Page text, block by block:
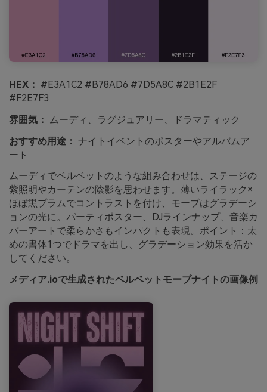
HEX： #E3A1C2 #B78AD6 #7D5A8C #2B1E2F
#F2E7F3
雰囲気：
ムーディ、ラグジュアリー、ドラマティック
おすすめ用途： ナイトイベントのポスターやアルバムア
ート
ムーディでベルベットのような組み合わせは、ステージの
紫照明やカーテンの陰影を思わせます。薄いライラック×
ほぼ黒プラムでコントラストを付け、モーブはグラデーシ
ョンの光に。パーティポスター、DJラインナップ、音楽カ
バーアートで柔らかさもインパクトも表現。ポイント：太
めの書体1つでドラマを出し、グラデーション効果を活か
してください。
メディア.ioで生成されたベルベットモーブナイトの画像例